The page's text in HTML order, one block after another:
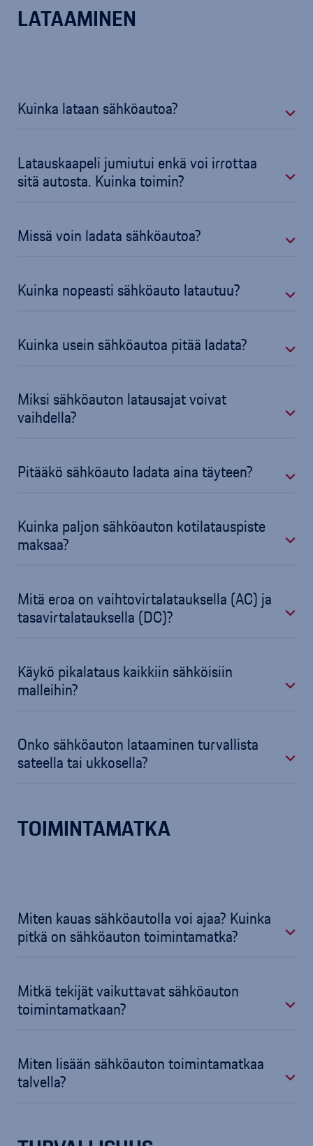
LATAAMINEN
Kuinka lataan sähköautoa?
Latauskaapeli jumiutui enkä voi irrottaa
sitä autosta. Kuinka toimin?
Missä voin ladata sähköautoa?
Kuinka nopeasti sähköauto latautuu?
Kuinka usein sähköautoa pitää ladata?
Miksi sähköauton latausajat voivat
vaihdella?
Pitääkö sähköauto ladata aina täyteen?
Kuinka paljon sähköauton kotilatauspiste
maksaa?
Mitä eroa on vaihtovirtalatauksella (AC) ja
tasavirtalatauksella (DC)?
Käykö pikalataus kaikkiin sähköisiin
malleihin?
Onko sähköauton lataaminen turvallista
sateella tai ukkosella?
TOIMINTAMATKA
Miten kauas sähköautolla voi ajaa? Kuinka
pitkä on sähköauton toimintamatka?
Mitkä tekijät vaikuttavat sähköauton
toimintamatkaan?
Miten lisään sähköauton toimintamatkaa
talvella?